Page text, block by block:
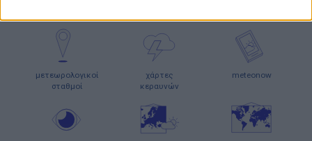
μετεωρολογικοί
σταθμοί
χάρτες
κεραυνών
meteonow